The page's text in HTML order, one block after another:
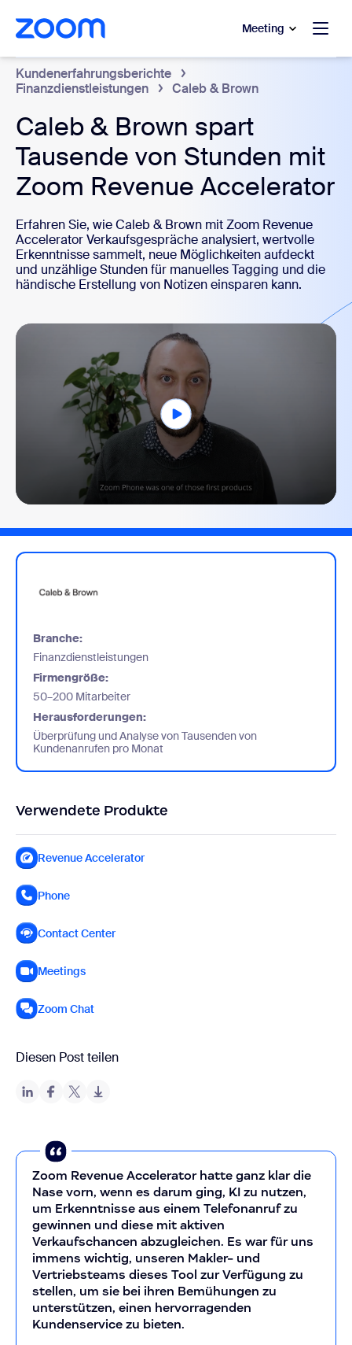
wechseln
Chat wechseln Meeting
Kundenerfahrungsberichte
Finanzdienstleistungen
Caleb & Brown
Caleb & Brown spart
Tausende von Stunden mit
Zoom Revenue Accelerator
Erfahren Sie, wie Caleb & Brown mit Zoom Revenue
Accelerator Verkaufsgespräche analysiert, wertvolle
Erkenntnisse sammelt, neue Möglichkeiten aufdeckt
und unzählige Stunden für manuelles Tagging und die
händische Erstellung von Notizen einsparen kann.
of
minute,
Branche:
Finanzdienstleistungen
Firmengröße:
50–200 Mitarbeiter
Herausforderungen:
Überprüfung und Analyse von Tausenden von
Kundenanrufen pro Monat
Verwendete Produkte
Revenue Accelerator
Phone
Contact Center
Meetings
Zoom Chat
Diesen Post teilen
Zoom Revenue Accelerator hatte ganz klar die
Nase vorn, wenn es darum ging, KI zu nutzen,
um Erkenntnisse aus einem Telefonanruf zu
gewinnen und diese mit aktiven
Verkaufschancen abzugleichen. Es war für uns
immens wichtig, unseren Makler- und
Vertriebsteams dieses Tool zur Verfügung zu
stellen, um sie bei ihren Bemühungen zu
unterstützen, einen hervorragenden
Kundenservice zu bieten.